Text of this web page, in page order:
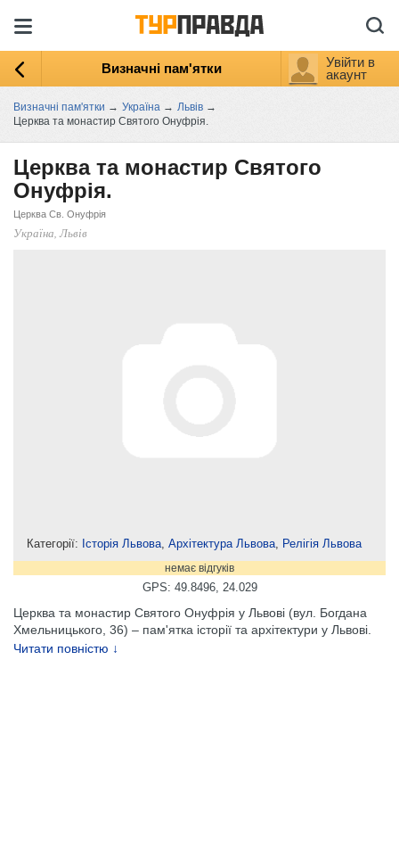
Визначні пам'ятки
Увійти в
акаунт
Визначні пам'ятки → Україна → Львів →
Церква та монастир Святого Онуфрія.
Церква та монастир Святого
Онуфрія.
Церква Св. Онуфрія
Україна, Львів
Категорії: Історія Львова, Архітектура Львова, Релігія Львова
немає відгуків
GPS: 49.8496, 24.029
Церква та монастир Святого Онуфрія у Львові (вул. Богдана
Хмельницького, 36) – пам'ятка історії та архітектури у Львові.
Читати повністю ↓